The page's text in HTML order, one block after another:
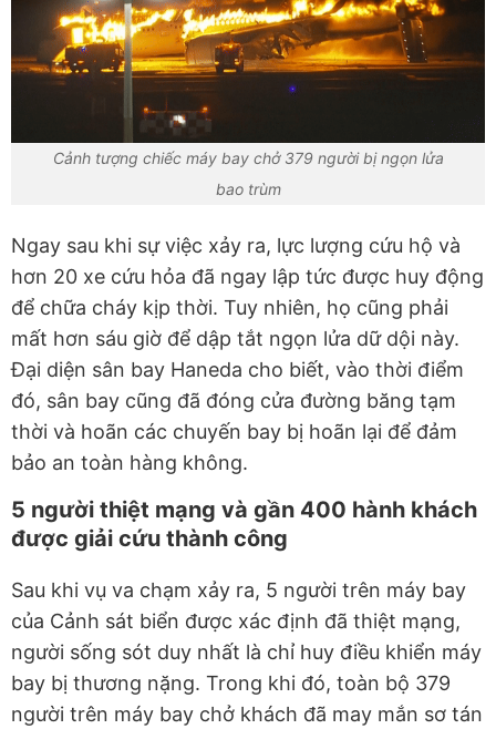
Cảnh tượng chiếc máy bay chở 379 người bị ngọn lửa
bao trùm
Ngay sau khi sự việc xảy ra, lực lượng cứu hộ và
hơn 20 xe cứu hỏa đã ngay lập tức được huy động
để chữa cháy kịp thời. Tuy nhiên, họ cũng phải
mất hơn sáu giờ để dập tắt ngọn lửa dữ dội này.
Đại diện sân bay Haneda cho biết, vào thời điểm
đó, sân bay cũng đã đóng cửa đường băng tạm
thời và hoãn các chuyến bay bị hoãn lại để đảm
bảo an toàn hàng không.
5 người thiệt mạng và gần 400 hành khách
được giải cứu thành công
Sau khi vụ va chạm xảy ra, 5 người trên máy bay
của Cảnh sát biển được xác định đã thiệt mạng,
người sống sót duy nhất là chỉ huy điều khiển máy
bay bị thương nặng. Trong khi đó, toàn bộ 379
người trên máy bay chở khách đã may mắn sơ tán